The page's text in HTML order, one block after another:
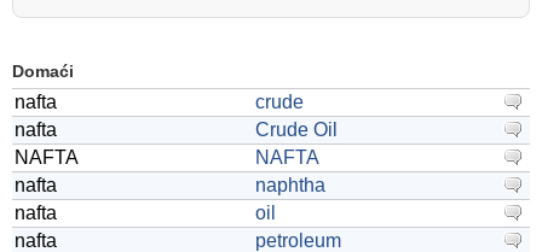
Domaći
nafta
crude
nafta
Crude Oil
NAFTA
NAFTA
nafta
naphtha
nafta
oil
nafta
petroleum